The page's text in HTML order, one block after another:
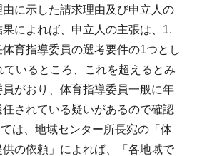
に示した請求理由及び申立人の
によれば、申立人の主張は、1.
育指導委員の選考要件の1つとし
ているところ、これを超えるとみ
がおり、体育指導委員一般に年
されている疑いがあるので確認
は、地域センター所長宛の「体
の依頼」によれば、「各地域で